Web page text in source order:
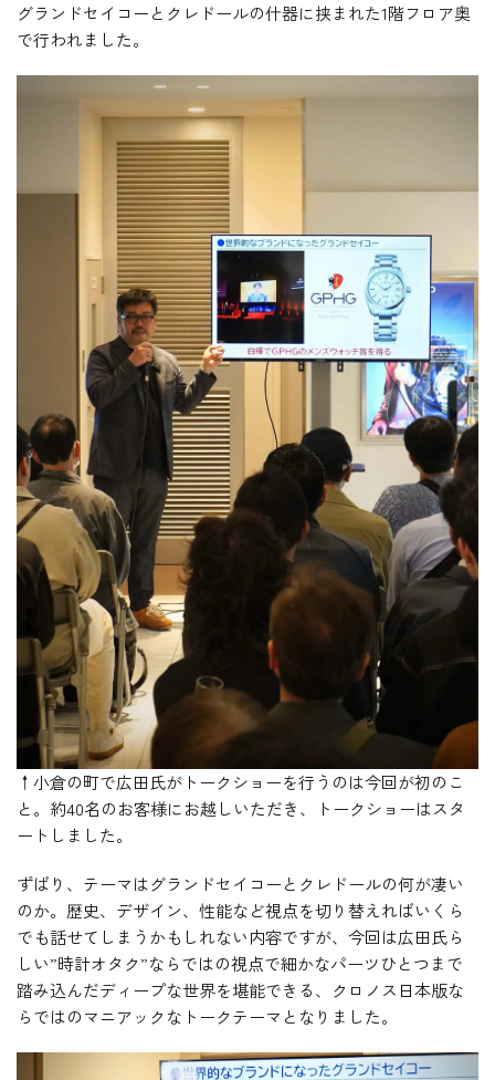
グランドセイコーとクレドールの什器に挟まれた1階フロア奥
で行われました。
↑小倉の町で広田氏がトークショーを行うのは今回が初のこ
と。約40名のお客様にお越しいただき、トークショーはスタ
ートしました。
ずばり、テーマはグランドセイコーとクレドールの何が凄い
のか。歴史、デザイン、性能など視点を切り替えればいくら
でも話せてしまうかもしれない内容ですが、今回は広田氏ら
しい”時計オタク”ならではの視点で細かなパーツひとつまで
踏み込んだディープな世界を堪能できる、クロノス日本版な
らではのマニアックなトークテーマとなりました。